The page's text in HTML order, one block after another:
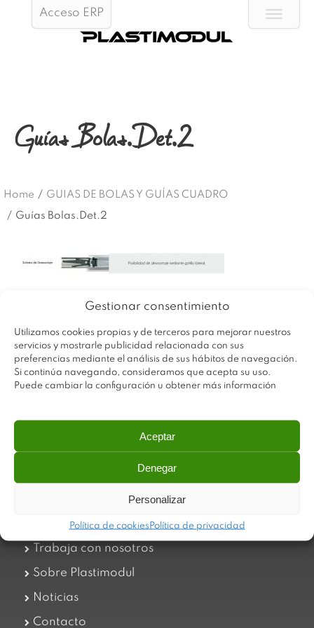
Gestionar consentimiento
Utilizamos cookies propias y de terceros para mejorar nuestros
servicios y mostrarle publicidad relacionada con sus
preferencias mediante el análisis de sus hábitos de navegación.
Si continúa navegando, consideramos que acepta su uso.
Puede cambiar la configuración u obtener más información
Aceptar
Denegar
Personalizar
Política de cookies Política de privacidad
Acceso ERP
Guías Bolas.Det.2
Home / GUIAS DE BOLAS Y GUÍAS CUADRO
/ Guías Bolas.Det.2
Plastimodul tiene como objetivo ofrecer productos
innovadores y de máxima calidad, invirtiendo con decisión
en medios tecnológicos que permiten aportar soluciones
Trabaja con nosotros
Sobre Plastimodul
Noticias
Contacto